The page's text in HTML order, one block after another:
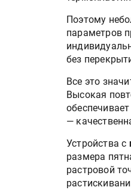
Поэтому
параметров
без
Все это
Высокая
—
Устройства с
размера
растровой